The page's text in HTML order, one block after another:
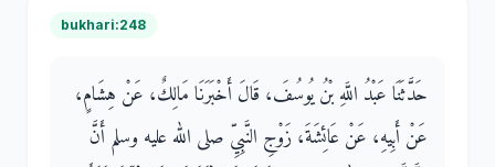
bukhari:248
حَدَّثَنَا عَبْدُ اللَّهِ بْنُ يُوسُفَ، قَالَ أَخْبَرَنَا مَالِكٌ، عَنْ هِشَامٍ،
عَنْ أَبِيهِ، عَنْ عَائِشَةَ، زَوْجِ النَّبِيِّ صلى الله عليه وسلم أَنَّ